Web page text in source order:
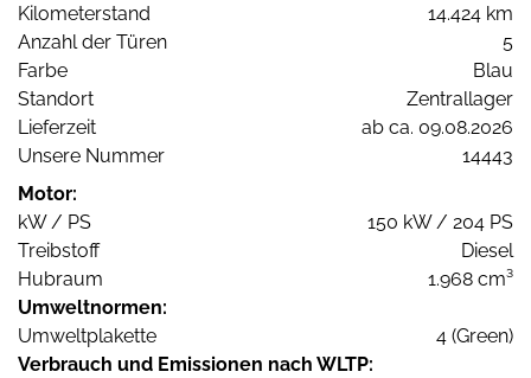
Kilometerstand
14.424 km
Anzahl der Türen
5
Farbe
Blau
Standort
Zentrallager
Lieferzeit
ab ca. 09.08.2026
Unsere Nummer
14443
Motor:
kW / PS
150 kW / 204 PS
Treibstoff
Diesel
Hubraum
1.968 cm³
Umweltnormen:
Umweltplakette
4 (Green)
Verbrauch und Emissionen nach WLTP: